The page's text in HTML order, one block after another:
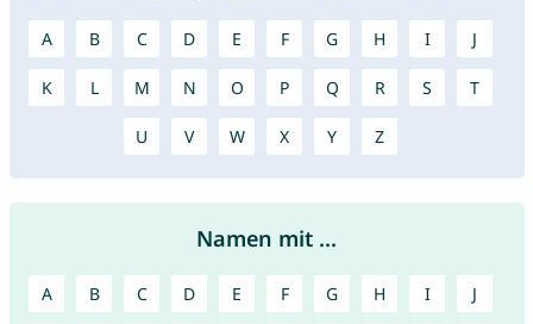
A B C D E F G H I J
K L M N O P Q R S T
U V W X Y Z
Namen mit ...
A B C D E F G H I J